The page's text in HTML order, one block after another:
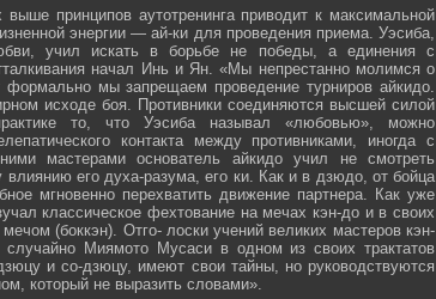
принципов аутотренинга приводит к максимальной
энергии — ай-ки для проведения приема. Уэсиба,
учил искать в борьбе не победы, а единения с
начал Инь и Ян. «Мы непрестанно молимся о
мы запрещаем проведение турниров айкидо.
исходе боя. Противники соединяются высшей силой
то, что Уэсиба называл «любовью», можно
контакта между противниками, иногда с
мастерами основатель айкидо учил не смотреть
влиянию его духа-разума, его ки. Как и в дзюдо, от бойца
мгновенно перехватить движение партнера. Как уже
классическое фехтование на мечах кэн-до и в своих
(боккэн). Отго- лоски учений великих мастеров кэн-
Миямото Мусаси в одном из своих трактатов
и со-дзюцу, имеют свои тайны, но руководствуются
который не выразить словами».